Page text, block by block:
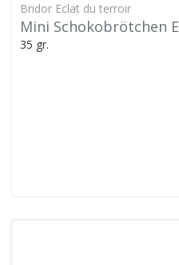
Bridor Eclat du terroir
Mini Schokobrötchen
35 gr.